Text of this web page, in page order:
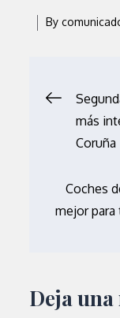
By
de
más
Coruña
Coches
mejor para
Deja una